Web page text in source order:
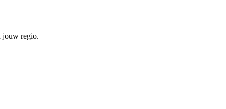
jouw regio.